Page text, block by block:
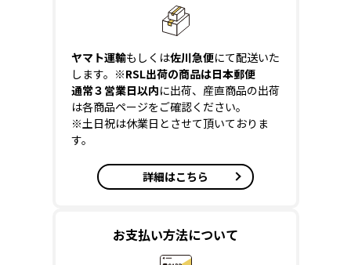
ヤマト運輸もしくは佐川急便にて配送いた
します。 ※RSL出荷の商品は日本郵便
通常３営業日以内に出荷、産直商品の出荷
は各商品ページをご確認ください。
※土日祝は休業日とさせて頂いておりま
す。
詳細はこちら
お支払い方法について